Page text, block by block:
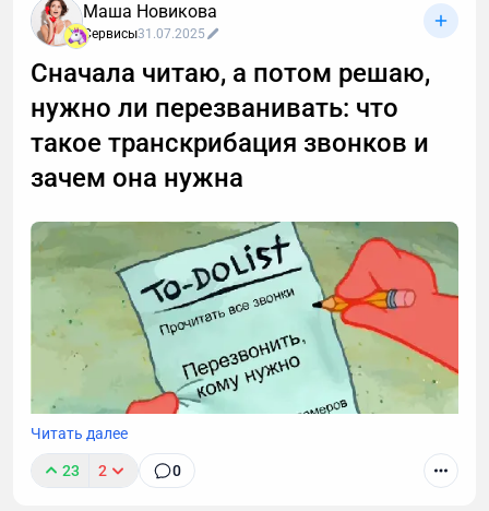
Маша Новикова
Сервисы31.07.2025
Сначала читаю, а потом решаю,
нужно ли перезванивать: что
такое транскрибация звонков и
зачем она нужна
Читать далее
23 2 0